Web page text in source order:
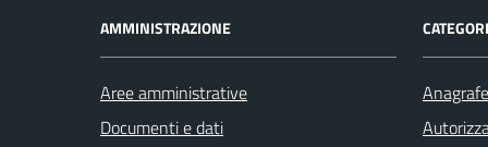
AMMINISTRAZIONE
Aree amministrative
Documenti e dati